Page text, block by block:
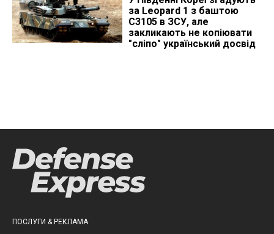
за Leopard 1 з баштою
C3105 в ЗСУ, але
закликають не копіювати
"сліпо" український досвід
ПОСЛУГИ & РЕКЛАМА